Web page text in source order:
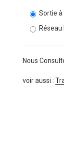
Sortie à
Nous
voir aussi :